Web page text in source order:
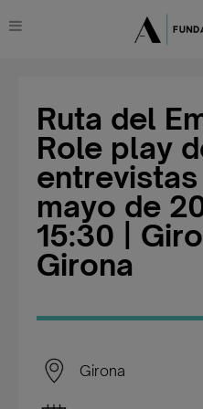
Ruta del
Role play
entrevistas
mayo de
15:30 |
Girona
Girona